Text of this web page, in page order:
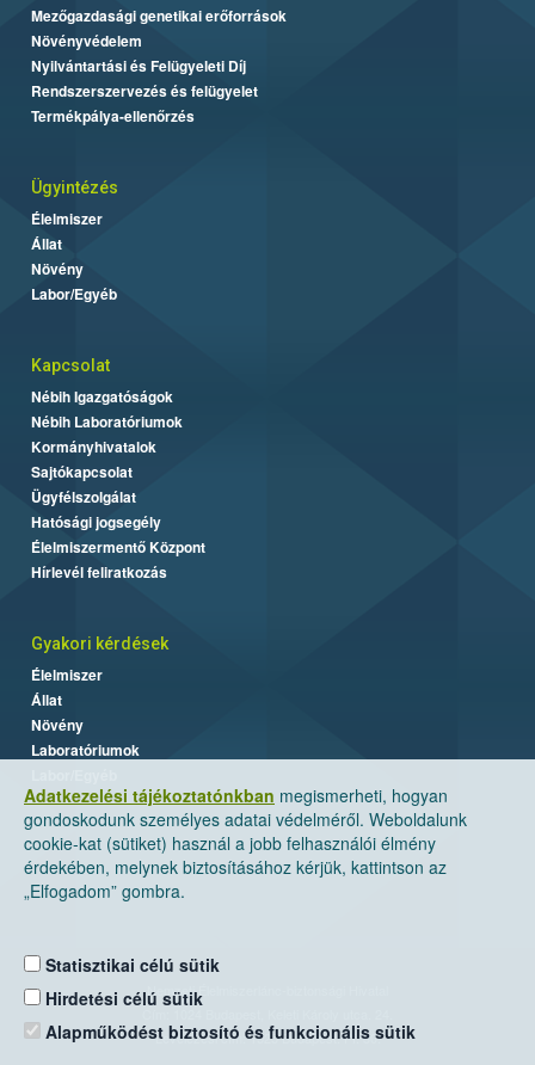
Adatkezelési tájékoztatónkban megismerheti, hogyan
gondoskodunk személyes adatai védelméről. Weboldalunk
cookie-kat (sütiket) használ a jobb felhasználói élmény
érdekében, melynek biztosításához kérjük, kattintson az
„Elfogadom” gombra.
Statisztikai célú sütik
Hirdetési célú sütik
Alapműködést biztosító és funkcionális sütik
Mezőgazdasági genetikai erőforrások
Növényvédelem
Nyilvántartási és Felügyeleti Díj
Rendszerszervezés és felügyelet
Termékpálya-ellenőrzés
Ügyintézés
Élelmiszer
Állat
Növény
Labor/Egyéb
Kapcsolat
Nébih Igazgatóságok
Nébih Laboratóriumok
Kormányhivatalok
Sajtókapcsolat
Ügyfélszolgálat
Hatósági jogsegély
Élelmiszermentő Központ
Hírlevél feliratkozás
Gyakori kérdések
Élelmiszer
Állat
Növény
Laboratóriumok
Nemzeti Élelmiszerlánc-biztonsági Hivatal
Levelezési cím: 1525 Budapest. Pf. 30.